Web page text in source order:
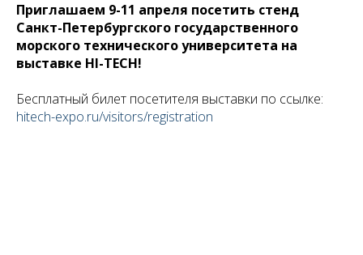
Приглашаем 9-11 апреля посетить стенд
Санкт-Петербургского государственного
морского технического университета на
выставке HI-TECH!
Бесплатный билет посетителя выставки по ссылке:
hitech-expo.ru/visitors/registration